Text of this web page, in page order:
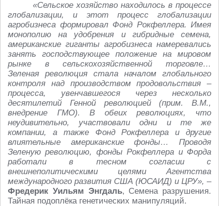
«Сельское хозяйство находилось в процессе
глобализации, и этот процесс глобализации
агробизнеса формировал Фонд Рокфеллера. Имея
монополию на удобрения и гибридные семена,
американские гиганты агробизнеса намеревались
занять господствующее положение на мировом
рынке в сельскохозяйственной торговле…
Зеленая революция стала началом глобального
контроля над производством продовольствия –
процесса, увенчавшегося через несколько
десятилетий Генной революцией (прим. В.М.,
внедрение ГМО). В обеих революциях, что
неудивительно, участвовали одни и те же
компании, а также Фонд Рокфеллера и другие
влиятельные американские фонды… Проводя
Зеленую революцию, фонды Рокфеллера и Форда
работали в тесном согласии с
внешнеполитическими целями Агентства
международного развития США (ЮСАИД) и ЦРУ», –
Фредерик Уильям Энгдаль, Семена разрушения.
Тайная подоплёка генетических манипуляций.